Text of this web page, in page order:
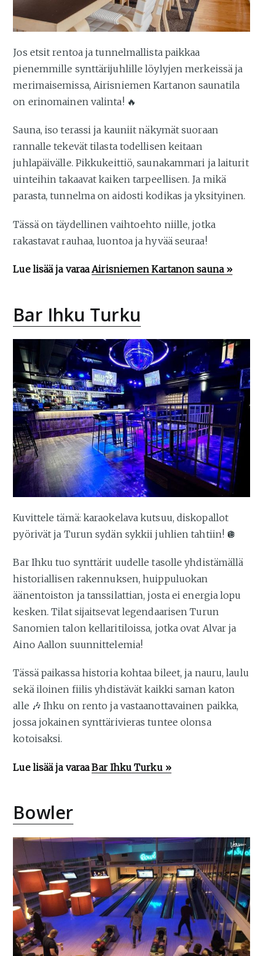
Jos etsit rentoa ja tunnelmallista paikkaa
pienemmille synttärijuhlille löylyjen merkeissä ja
merimaisemissa, Airisniemen Kartanon saunatila
on erinomainen valinta! 🔥
Sauna, iso terassi ja kauniit näkymät suoraan
rannalle tekevät tilasta todellisen keitaan
juhlapäivälle. Pikkukeittiö, saunakammari ja laiturit
uinteihin takaavat kaiken tarpeellisen. Ja mikä
parasta, tunnelma on aidosti kodikas ja yksityinen.
Tässä on täydellinen vaihtoehto niille, jotka
rakastavat rauhaa, luontoa ja hyvää seuraa!
Lue lisää ja varaaAirisniemen Kartanon sauna »
Bar Ihku Turku
Kuvittele tämä: karaokelava kutsuu, diskopallot
pyörivät ja Turun sydän sykkii juhlien tahtiin! 🪩
Bar Ihku tuo synttärit uudelle tasolle yhdistämällä
historiallisen rakennuksen, huippuluokan
äänentoiston ja tanssilattian, josta ei energia lopu
kesken. Tilat sijaitsevat legendaarisen Turun
Sanomien talon kellaritiloissa, jotka ovat Alvar ja
Aino Aallon suunnittelemia!
Tässä paikassa historia kohtaa bileet, ja nauru, laulu
sekä iloinen fiilis yhdistävät kaikki saman katon
alle 🎶 Ihku on rento ja vastaanottavainen paikka,
jossa jokainen synttärivieras tuntee olonsa
kotoisaksi.
Lue lisää ja varaaBar Ihku Turku »
Bowler